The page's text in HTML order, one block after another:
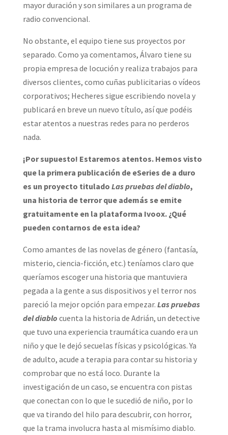
mayor duración y son similares a un programa de
radio convencional.
No obstante, el equipo tiene sus proyectos por
separado. Como ya comentamos, Álvaro tiene su
propia empresa de locución y realiza trabajos para
diversos clientes, como cuñas publicitarias o vídeos
corporativos; Hecheres sigue escribiendo novela y
publicará en breve un nuevo título, así que podéis
estar atentos a nuestras redes para no perderos
nada.
¡Por supuesto! Estaremos atentos. Hemos visto
que la primera publicación de eSeries de a duro
es un proyecto titulado Las pruebas del diablo,
una historia de terror que además se emite
gratuitamente en la plataforma Ivoox. ¿Qué
pueden contarnos de esta idea?
Como amantes de las novelas de género (fantasía,
misterio, ciencia-ficción, etc.) teníamos claro que
queríamos escoger una historia que mantuviera
pegada a la gente a sus dispositivos y el terror nos
pareció la mejor opción para empezar. Las pruebas
deldiablo cuenta la historia de Adrián, un detective
que tuvo una experiencia traumática cuando era un
niño y que le dejó secuelas físicas y psicológicas. Ya
de adulto, acude a terapia para contar su historia y
comprobar que no está loco. Durante la
investigación de un caso, se encuentra con pistas
que conectan con lo que le sucedió de niño, por lo
que va tirando del hilo para descubrir, con horror,
que la trama involucra hasta al mismísimo diablo.